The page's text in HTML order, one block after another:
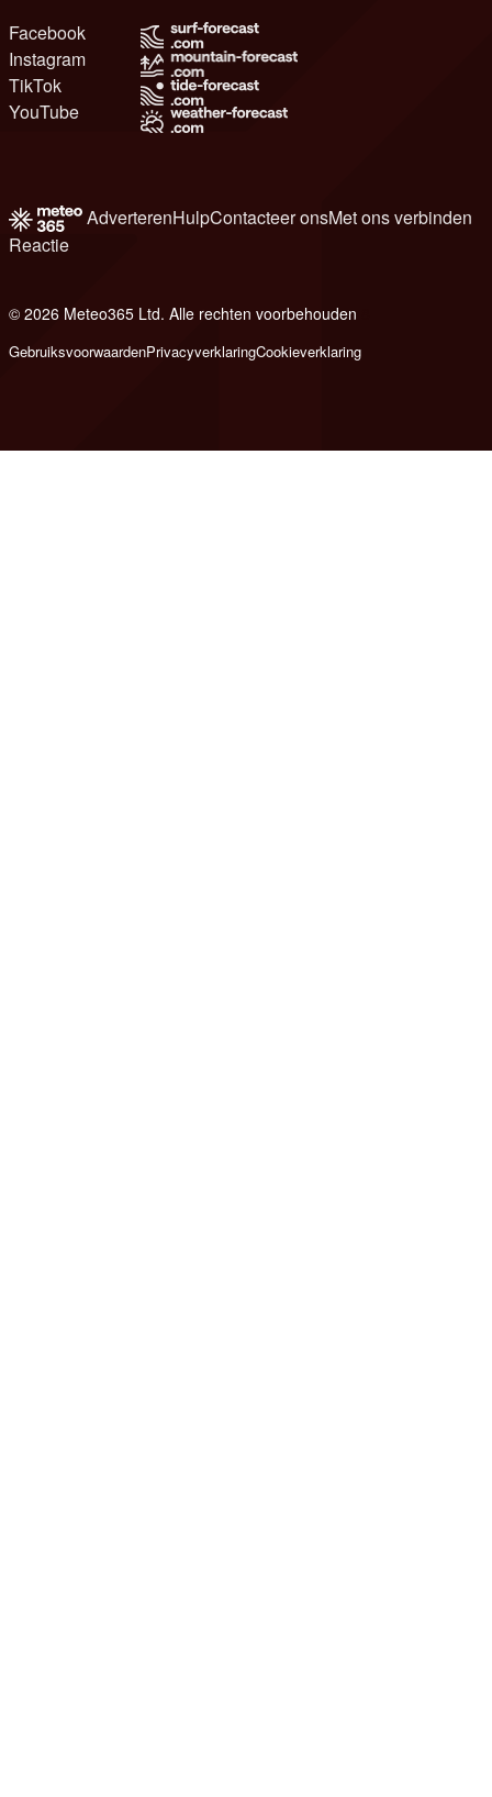
Facebook
Instagram
TikTok
YouTube
AdverterenHulpContacteer onsMet ons verbinden
Reactie
© 2026 Meteo365 Ltd. Alle rechten voorbehouden
GebruiksvoorwaardenPrivacyverklaringCookieverklaring